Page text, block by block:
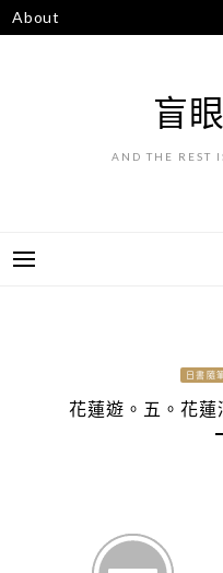
跳
至
About
盲
AND THE REST
日書隨
花蓮遊。五。花